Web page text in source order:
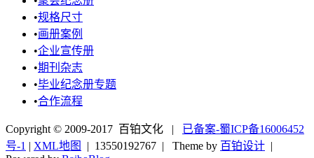
•规格尺寸
•画册案例
•企业宣传册
•期刊杂志
•毕业纪念册专题
•合作流程
Copyright © 2009-2017 百铂文化 | 已备案-蜀ICP备16006452
号-1 | XML地图 | 13550192767 | Theme by 百铂设计 |